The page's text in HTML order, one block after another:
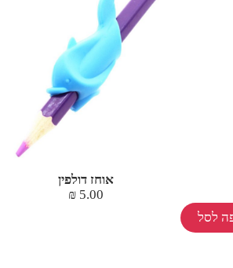
אוחז דולפין
5.00
₪
לסל